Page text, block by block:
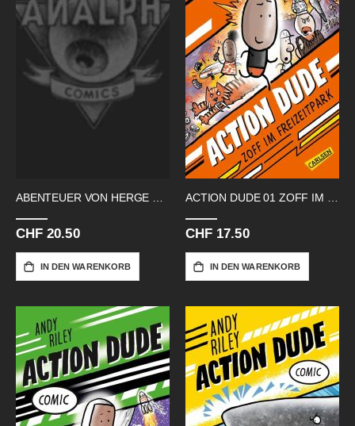
CHF 20.50
IN DEN WARENKORB
CHF 17.50
IN DEN WARENKORB